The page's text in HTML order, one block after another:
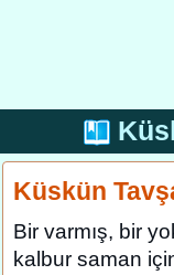
Küskün
Bir varmış, bir
kalbur saman